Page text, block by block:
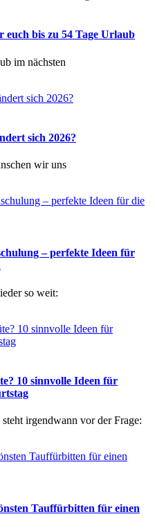
euch bis zu 54 Tage Urlaub
im nächsten
sich 2026?
wir uns
– perfekte Ideen für
so weit:
10 sinnvolle Ideen für
irgendwann vor der Frage:
Tauffürbitten für einen